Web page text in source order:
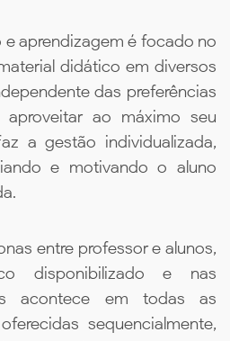
aprendizagem é focado no
didático em diversos
das preferências
ao máximo seu
a gestão individualizada,
e motivando o aluno
entre professor e alunos,
disponibilizado e nas
acontece em todas as
sequencialmente,